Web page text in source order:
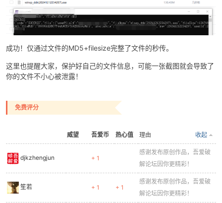
成功！仅通过文件的MD5+filesize完整了文件的秒传。
这里也提醒大家，保护好自己的文件信息，可能一张截图就会导致了
你的文件不小心被泄露！
免费评分
威望 吾爱币 热心值 收起
理由
djkzhengjun + 1
感谢发布原创作品，吾爱破
解论坛因你更精彩！
笙若 + 1 + 1
感谢发布原创作品，吾爱破
解论坛因你更精彩！